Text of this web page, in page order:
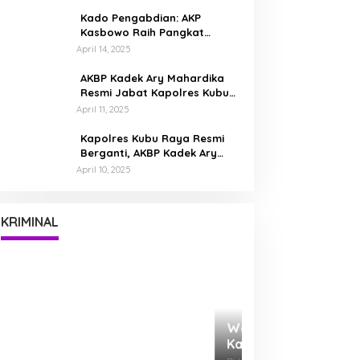
Kado Pengabdian: AKP
Kasbowo Raih Pangkat
Kompol Dua Bulan Jelang
April 14, 2025
AKBP Kadek Ary Mahardika
Resmi Jabat Kapolres Kubu
Raya, Siap Perkuat
Masyarakat
April 11, 2025
Kapolres Kubu Raya Resmi
Berganti, AKBP Kadek Ary
Mahardika Disambut Tradisi
April 10, 2025
KRIMINAL
Tak Mudah Percaya Tawaran
Digital
Di KRIMINAL